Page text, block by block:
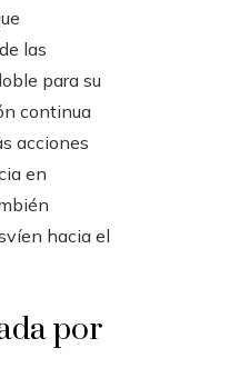
las
para su
continua
acciones
en
hacia el
por